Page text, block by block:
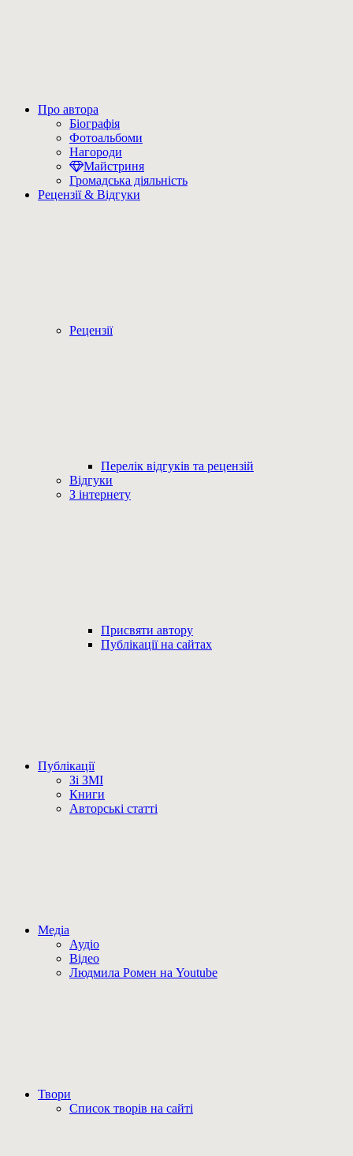
Про автора
Біографія
Фотоальбоми
Нагороди
Майстриня
Громадська діяльність
Рецензії & Відгуки
Рецензії
Перелік відгуків та рецензій
Відгуки
З інтернету
Присвяти автору
Публікації на сайтах
Публікації
Зі ЗМІ
Книги
Авторські статті
Медіа
Аудіо
Відео
Людмила Ромен на Youtube
Твори
Список творів на сайті